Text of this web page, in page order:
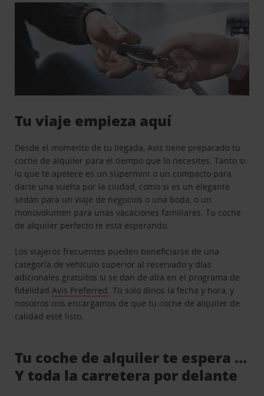
Tu viaje empieza aquí
Desde el momento de tu llegada, Avis tiene preparado tu
coche de alquiler para el tiempo que lo necesites. Tanto si
lo que te apetece es un supermini o un compacto para
darte una vuelta por la ciudad, como si es un elegante
sedán para un viaje de negocios o una boda, o un
monovolumen para unas vacaciones familiares. Tu coche
de alquiler perfecto te está esperando.
Los viajeros frecuentes pueden beneficiarse de una
categoría de vehículo superior al reservado y días
adicionales gratuitos si se dan de alta en el programa de
fidelidadAvis Preferred. Tú solo dinos la fecha y hora, y
nosotros nos encargamos de que tu coche de alquiler de
calidad esté listo.
Tu coche de alquiler te espera …
Y toda la carretera por delante